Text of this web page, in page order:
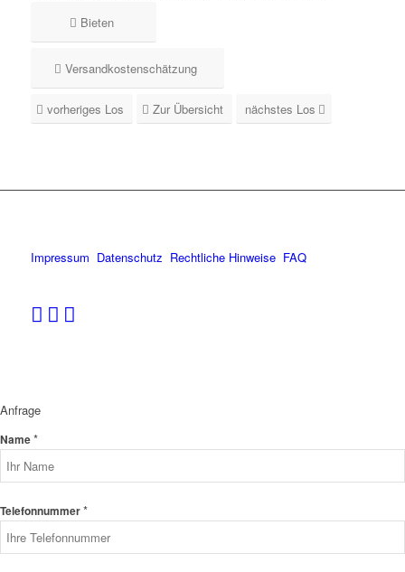
Bieten
Versandkostenschätzung
vorheriges Los Zur Übersicht nächstes Los
Impressum Datenschutz Rechtliche Hinweise FAQ
Anfrage
Name*
Telefonnummer*